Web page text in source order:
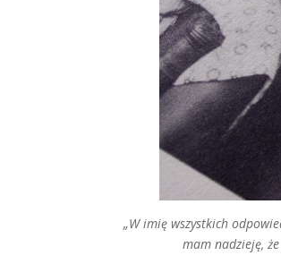
„W imię wszystkich
mam nadzieję,